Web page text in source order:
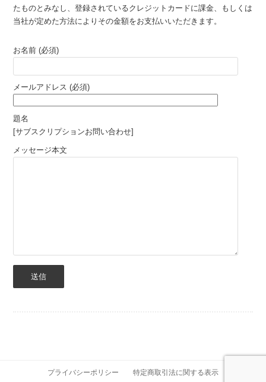
たものとみなし、登録されているクレジットカードに課金、もしくは
当社が定めた方法によりその金額をお支払いいただきます。
お名前 (必須)
メールアドレス (必須)
題名
[サブスクリプションお問い合わせ]
メッセージ本文
プライバシーポリシー 特定商取引法に関する表示